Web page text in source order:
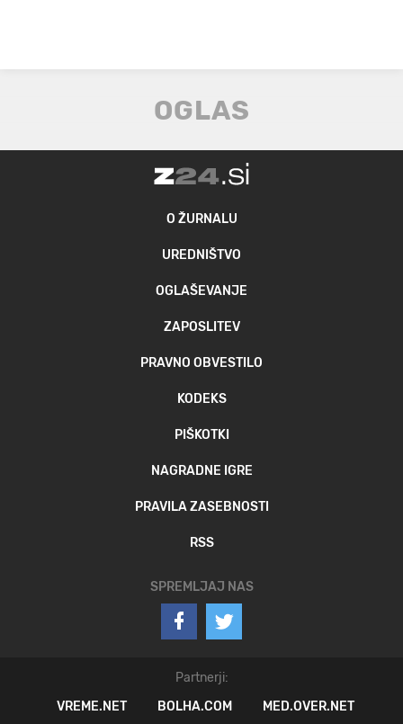
O ŽURNALU
UREDNIŠTVO
OGLAŠEVANJE
ZAPOSLITEV
PRAVNO OBVESTILO
KODEKS
PIŠKOTKI
NAGRADNE IGRE
PRAVILA ZASEBNOSTI
RSS
SPREMLJAJ NAS
Partnerji:
VREME.NET
BOLHA.COM MED.OVER.NET